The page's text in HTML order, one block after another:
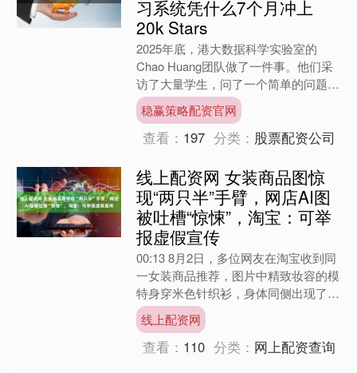
习系统凭什么7个月冲上
20k Stars
2025年底，港大数据科学实验室的
Chao Huang团队做了一件事。他们采
访了大量学生，问了一个简单的问题：
你现在用什么工具学习？ 答案很分
散。有人用Noti....
稳赢策略配资官网
查看： 197 分类： 股票配资公司
线上配资网 女装商品图惊
现“两只半”手臂，网店AI图
被吐槽“惊悚”，淘宝：可举
报虚假宣传
00:13 8月2日，多位网友在淘宝收到同
一女装商品推荐，图片中精致妆容的模
特身穿米色针织衫，身体同侧出现了一
只手摸脸、一只手自然下垂的画面，而
另一侧竟然只有一....
线上配资网
查看： 110 分类： 网上配资查询